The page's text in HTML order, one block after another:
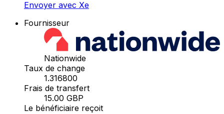
Envoyer avec Xe
Fournisseur
Nationwide
Taux de change
1.316800
Frais de transfert
15.00 GBP
Le bénéficiaire reçoit